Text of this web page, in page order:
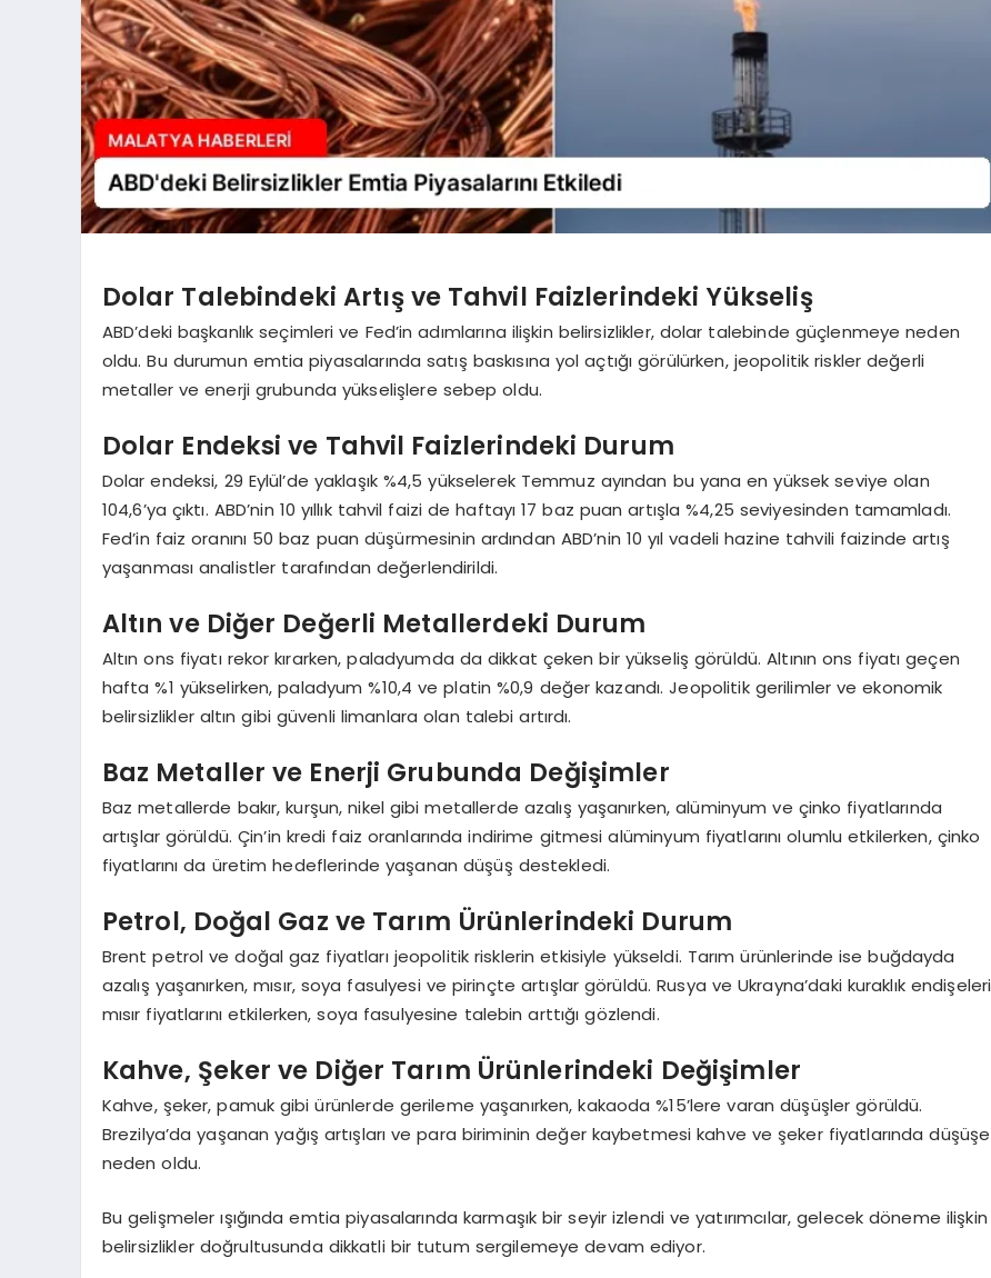
Dolar Talebindeki Artış ve Tahvil Faizlerindeki Yükseliş
ABD’deki başkanlık seçimleri ve Fed’in adımlarına ilişkin belirsizlikler, dolar talebinde güçlenmeye neden
oldu. Bu durumun emtia piyasalarında satış baskısına yol açtığı görülürken, jeopolitik riskler değerli
metaller ve enerji grubunda yükselişlere sebep oldu.
Dolar Endeksi ve Tahvil Faizlerindeki Durum
Dolar endeksi, 29 Eylül’de yaklaşık %4,5 yükselerek Temmuz ayından bu yana en yüksek seviye olan
104,6’ya çıktı. ABD’nin 10 yıllık tahvil faizi de haftayı 17 baz puan artışla %4,25 seviyesinden tamamladı.
Fed’in faiz oranını 50 baz puan düşürmesinin ardından ABD’nin 10 yıl vadeli hazine tahvili faizinde artış
yaşanması analistler tarafından değerlendirildi.
Altın ve Diğer Değerli Metallerdeki Durum
Altın ons fiyatı rekor kırarken, paladyumda da dikkat çeken bir yükseliş görüldü. Altının ons fiyatı geçen
hafta %1 yükselirken, paladyum %10,4 ve platin %0,9 değer kazandı. Jeopolitik gerilimler ve ekonomik
belirsizlikler altın gibi güvenli limanlara olan talebi artırdı.
Baz Metaller ve Enerji Grubunda Değişimler
Baz metallerde bakır, kurşun, nikel gibi metallerde azalış yaşanırken, alüminyum ve çinko fiyatlarında
artışlar görüldü. Çin’in kredi faiz oranlarında indirime gitmesi alüminyum fiyatlarını olumlu etkilerken, çinko
fiyatlarını da üretim hedeflerinde yaşanan düşüş destekledi.
Petrol, Doğal Gaz ve Tarım Ürünlerindeki Durum
Brent petrol ve doğal gaz fiyatları jeopolitik risklerin etkisiyle yükseldi. Tarım ürünlerinde ise buğdayda
azalış yaşanırken, mısır, soya fasulyesi ve pirinçte artışlar görüldü. Rusya ve Ukrayna’daki kuraklık endişeleri
mısır fiyatlarını etkilerken, soya fasulyesine talebin arttığı gözlendi.
Kahve, Şeker ve Diğer Tarım Ürünlerindeki Değişimler
Kahve, şeker, pamuk gibi ürünlerde gerileme yaşanırken, kakaoda %15’lere varan düşüşler görüldü.
Brezilya’da yaşanan yağış artışları ve para biriminin değer kaybetmesi kahve ve şeker fiyatlarında düşüşe
neden oldu.
Bu gelişmeler ışığında emtia piyasalarında karmaşık bir seyir izlendi ve yatırımcılar, gelecek döneme ilişkin
belirsizlikler doğrultusunda dikkatli bir tutum sergilemeye devam ediyor.